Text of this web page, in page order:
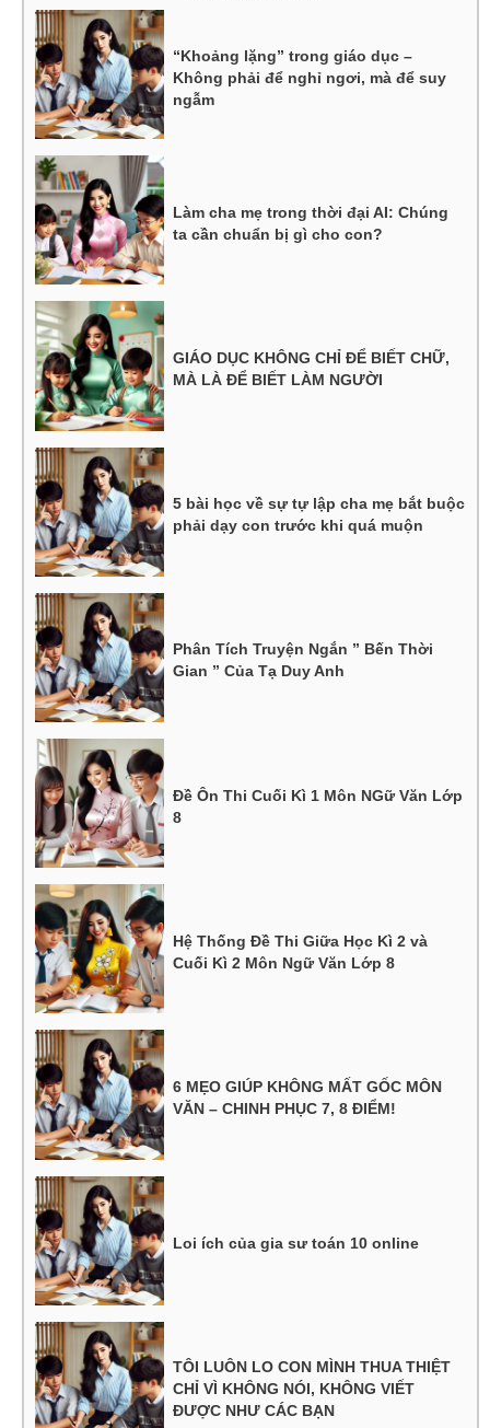
“Khoảng lặng” trong giáo dục –
Không phải để nghỉ ngơi, mà để suy
ngẫm
Làm cha mẹ trong thời đại AI: Chúng
ta cần chuẩn bị gì cho con?
GIÁO DỤC KHÔNG CHỈ ĐỂ BIẾT CHỮ,
MÀ LÀ ĐỂ BIẾT LÀM NGƯỜI
5 bài học về sự tự lập cha mẹ bắt buộc
phải dạy con trước khi quá muộn
Phân Tích Truyện Ngắn ” Bến Thời
Gian ” Của Tạ Duy Anh
Đề Ôn Thi Cuối Kì 1 Môn NGữ Văn Lớp
8
Hệ Thống Đề Thi Giữa Học Kì 2 và
Cuối Kì 2 Môn Ngữ Văn Lớp 8
6 MẸO GIÚP KHÔNG MẤT GỐC MÔN
VĂN – CHINH PHỤC 7, 8 ĐIỂM!
Loi ích của gia sư toán 10 online
TÔI LUÔN LO CON MÌNH THUA THIỆT
CHỈ VÌ KHÔNG NÓI, KHÔNG VIẾT
ĐƯỢC NHƯ CÁC BẠN